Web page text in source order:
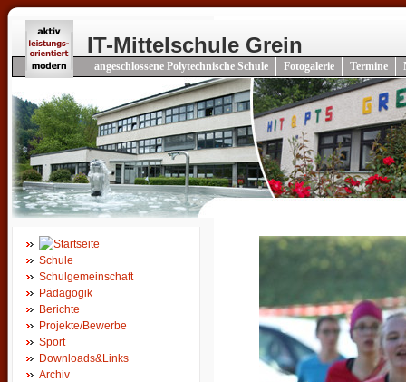
IT-Mittelschule Grein
angeschlossene Polytechnische Schule Fotogalerie Termine
Schule
Schulgemeinschaft
Pädagogik
Berichte
Projekte/Bewerbe
Sport
Downloads&Links
Archiv